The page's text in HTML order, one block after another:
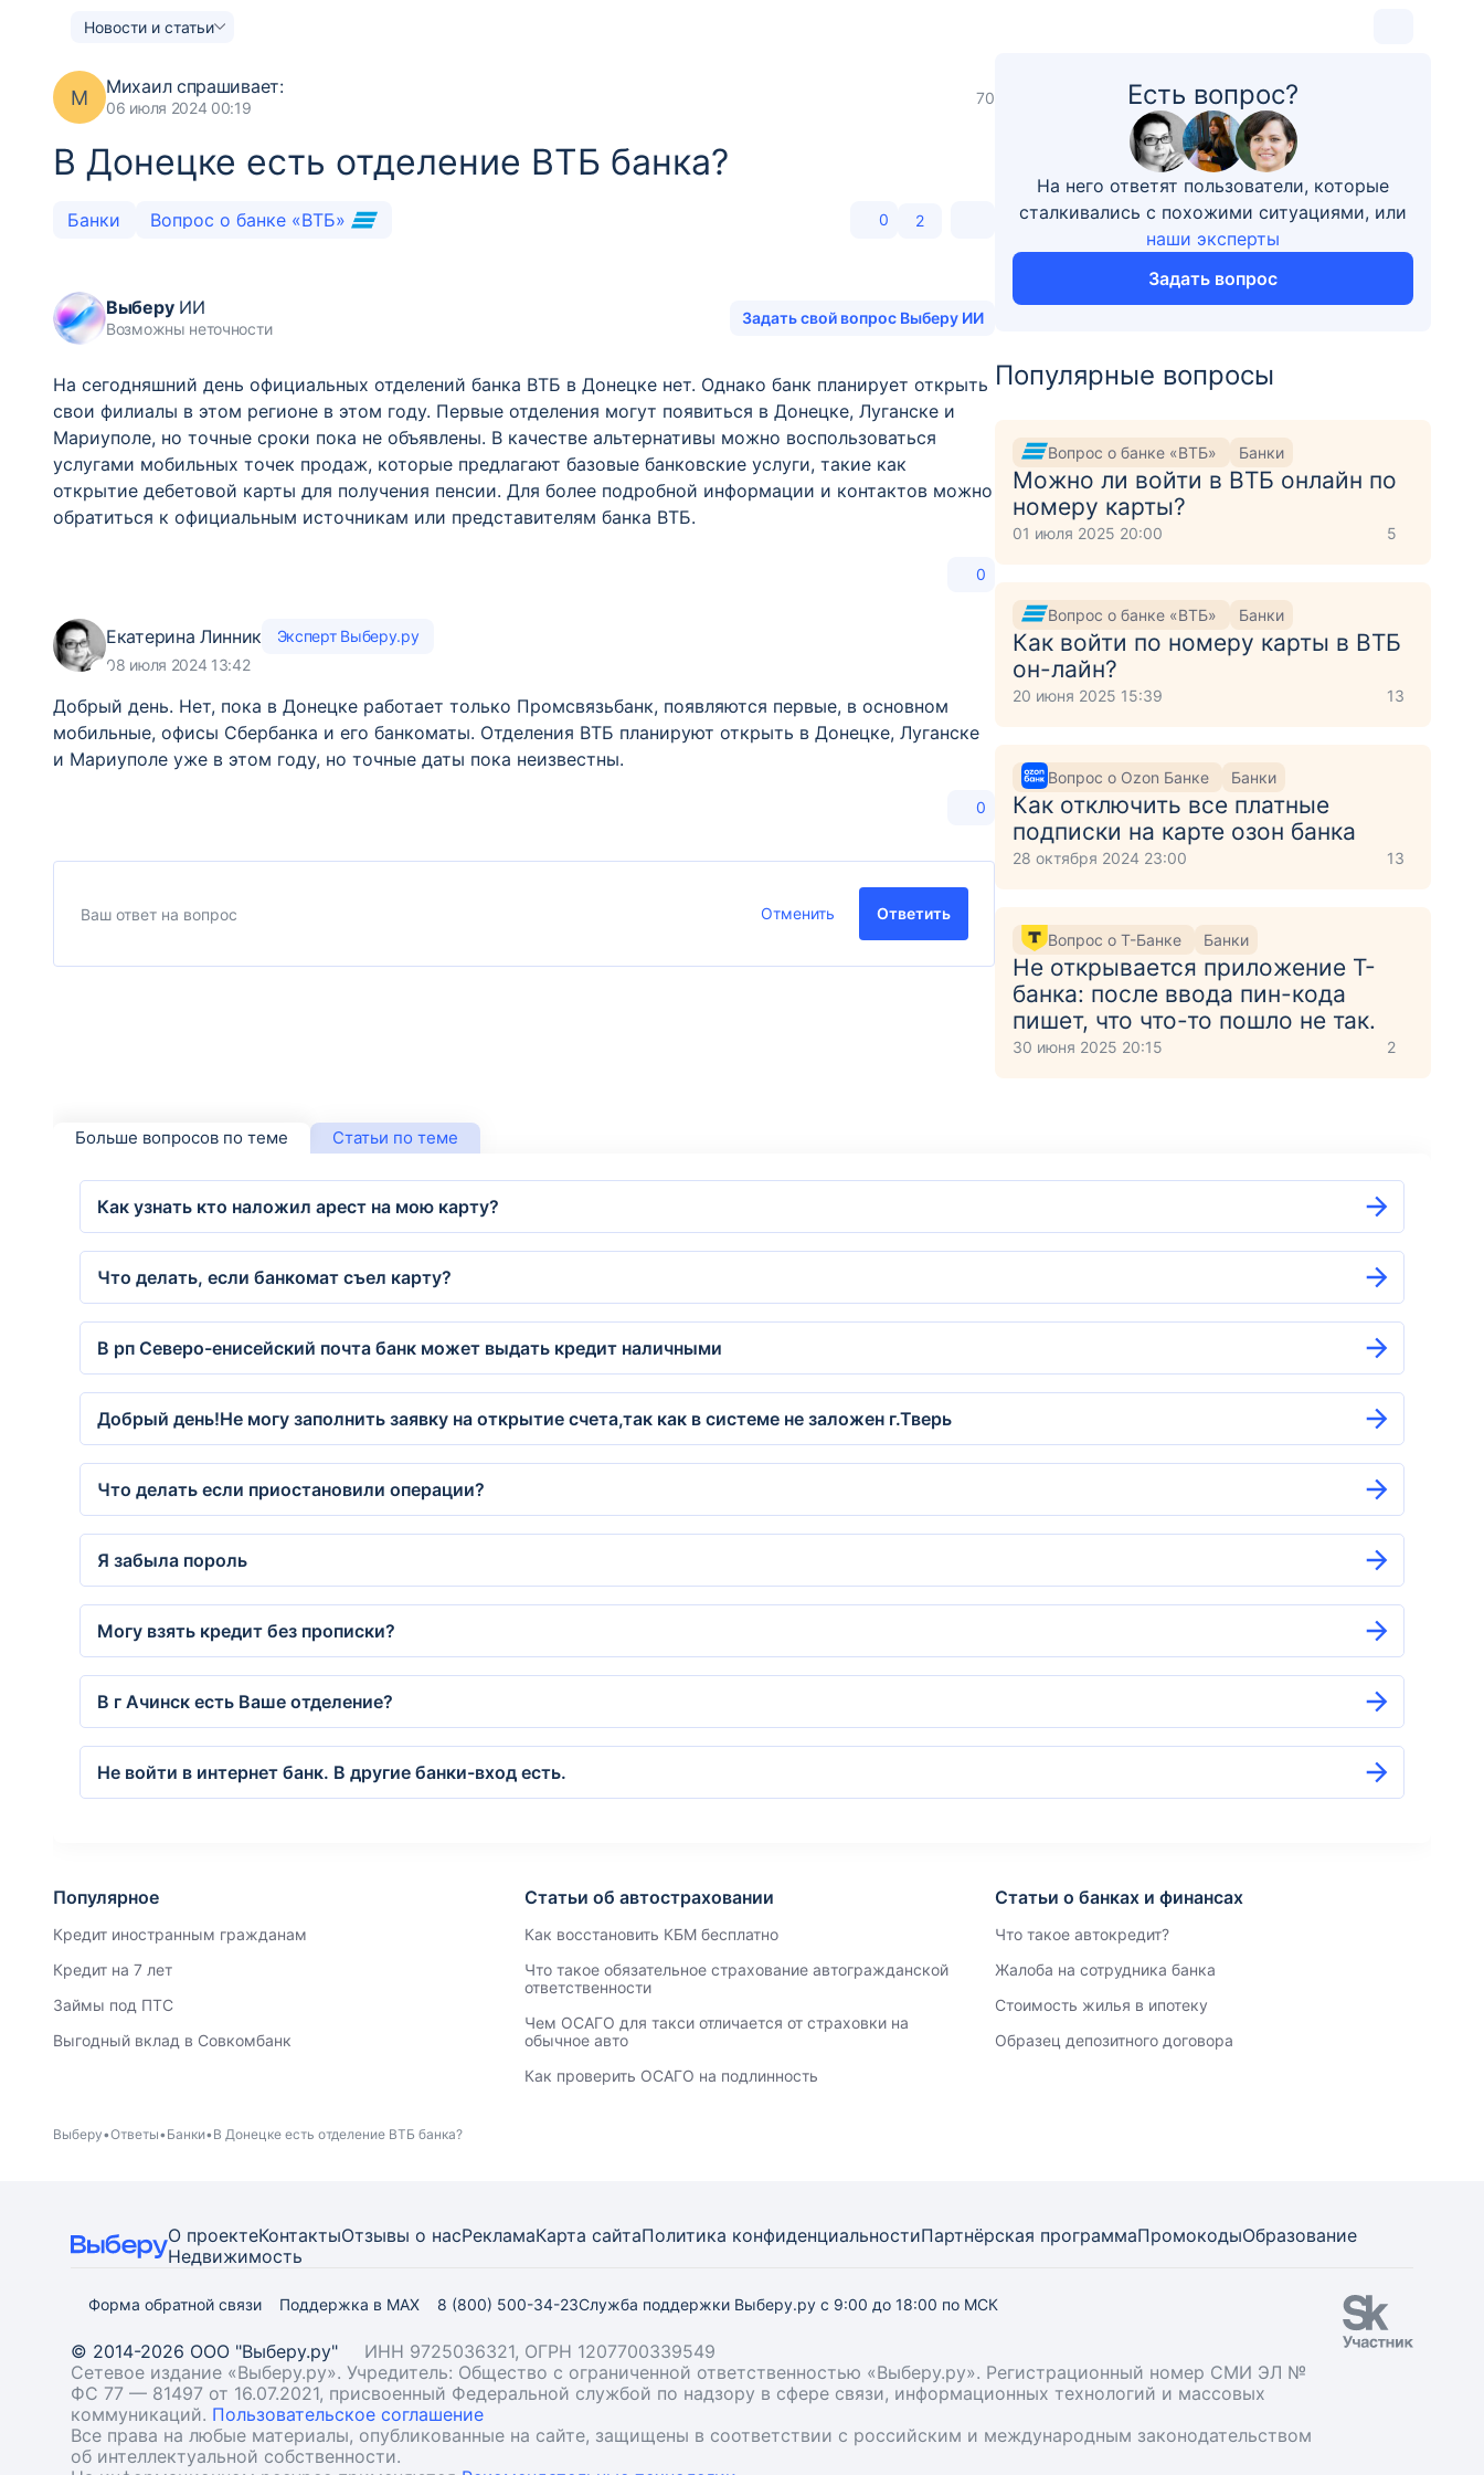
Новости и статьи
М Михаилспрашивает:
06 июля 2024 00:19
70
В Донецке есть отделение ВТБ банка?
Банки Вопрос о банке «ВТБ» 0 2
ВыберуИИ
Возможны неточности
Задать свой вопрос Выберу ИИ
На сегодняшний день официальных отделений банка ВТБ в Донецке нет. Однако банк планирует открыть
свои филиалы в этом регионе в этом году. Первые отделения могут появиться в Донецке, Луганске и
Мариуполе, но точные сроки пока не объявлены. В качестве альтернативы можно воспользоваться
услугами мобильных точек продаж, которые предлагают базовые банковские услуги, такие как
открытие дебетовой карты для получения пенсии. Для более подробной информации и контактов можно
обратиться к официальным источникам или представителям банка ВТБ.
0
Екатерина Линник
Эксперт Выберу.ру
08 июля 2024 13:42
Добрый день. Нет, пока в Донецке работает только Промсвязьбанк, появляются первые, в основном
мобильные, офисы Сбербанка и его банкоматы. Отделения ВТБ планируют открыть в Донецке, Луганске
и Мариуполе уже в этом году, но точные даты пока неизвестны.
0
Отменить Ответить
Есть вопрос?
На него ответят пользователи, которые
сталкивались с похожими ситуациями, или
наши эксперты
Задать вопрос
Популярные вопросы
Вопрос о банке «ВТБ» Банки
Можно ли войти в ВТБ онлайн по
номеру карты?
01 июля 2025 20:00 5
Вопрос о банке «ВТБ» Банки
Как войти по номеру карты в ВТБ
он-лайн?
20 июня 2025 15:39 13
Вопрос о Ozon Банке Банки
Как отключить все платные
подписки на карте озон банка
28 октября 2024 23:00 13
Вопрос о Т-Банке Банки
Не открывается приложение Т-
банка: после ввода пин-кода
пишет, что что-то пошло не так.
30 июня 2025 20:15 2
Больше вопросов по теме Статьи по теме
Как узнать кто наложил арест на мою карту?
Что делать, если банкомат съел карту?
В рп Северо-енисейский почта банк может выдать кредит наличными
Добрый день!Не могу заполнить заявку на открытие счета,так как в системе не заложен г.Тверь
Что делать если приостановили операции?
Я забыла пороль
Могу взять кредит без прописки?
В г Ачинск есть Ваше отделение?
Не войти в интернет банк. В другие банки-вход есть.
Популярное
Кредит иностранным гражданам
Кредит на 7 лет
Займы под ПТС
Выгодный вклад в Совкомбанк
Статьи об автостраховании
Как восстановить КБМ бесплатно
Что такое обязательное страхование автогражданской
ответственности
Чем ОСАГО для такси отличается от страховки на
обычное авто
Как проверить ОСАГО на подлинность
Статьи о банках и финансах
Что такое автокредит?
Жалоба на сотрудника банка
Стоимость жилья в ипотеку
Образец депозитного договора
Выберу Ответы Банки В Донецке есть отделение ВТБ банка?
О проектеКонтактыОтзывы о насРекламаКарта сайтаПолитика конфиденциальностиПартнёрская программаПромокодыОбразование
Недвижимость
Форма обратной связи Поддержка в MAX 8 (800) 500-34-23Служба поддержки Выберу.ру с 9:00 до 18:00 по МСК
© 2014-2026 ООО "Выберу.ру"
ИНН 9725036321, ОГРН 1207700339549
Сетевое издание «Выберу.ру». Учредитель: Общество с ограниченной ответственностью «Выберу.ру». Регистрационный номер СМИ ЭЛ №
ФС 77 — 81497 от 16.07.2021, присвоенный Федеральной службой по надзору в сфере связи, информационных технологий и массовых
коммуникаций. Пользовательское соглашение
Все права на любые материалы, опубликованные на сайте, защищены в соответствии с российским и международным законодательством
об интеллектуальной собственности.